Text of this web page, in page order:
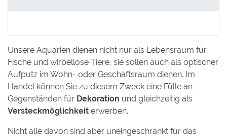
Unsere Aquarien dienen nicht nur als Lebensraum für
Fische und wirbellose Tiere, sie sollen auch als optischer
Aufputz im Wohn- oder Geschäftsraum dienen. Im
Handel können Sie zu diesem Zweck eine Fülle an
Gegenständen für Dekoration und gleichzeitig als
Versteckmöglichkeit erwerben.
Nicht alle davon sind aber uneingeschränkt für das